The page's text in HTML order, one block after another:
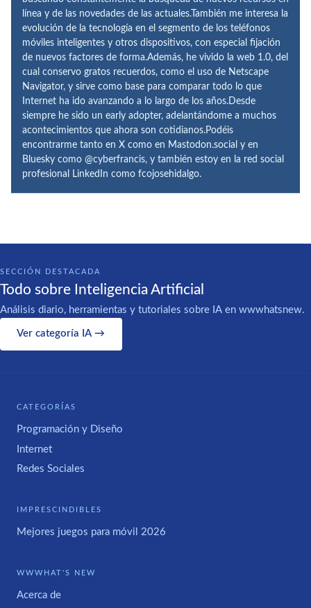
línea y de las novedades de las actuales.También me interesa la
evolución de la tecnología en el segmento de los teléfonos
móviles inteligentes y otros dispositivos, con especial fijación
de nuevos factores de forma.Además, he vivido la web 1.0, del
cual conservo gratos recuerdos, como el uso de Netscape
Navigator, y sirve como base para comparar todo lo que
Internet ha ido avanzando a lo largo de los años.Desde
siempre he sido un early adopter, adelantándome a muchos
acontecimientos que ahora son cotidianos.Podéis
encontrarme tanto en X como en Mastodon.social y en
Bluesky como @cyberfrancis, y también estoy en la red social
profesional LinkedIn como fcojosehidalgo.
SECCIÓN DESTACADA
Todo sobre Inteligencia Artificial
Análisis diario, herramientas y tutoriales sobre IA en wwwhatsnew.
Ver categoría IA →
CATEGORÍAS
Programación y Diseño
Internet
Redes Sociales
IMPRESCINDIBLES
Mejores juegos para móvil 2026
WWWHAT'S NEW
Acerca de